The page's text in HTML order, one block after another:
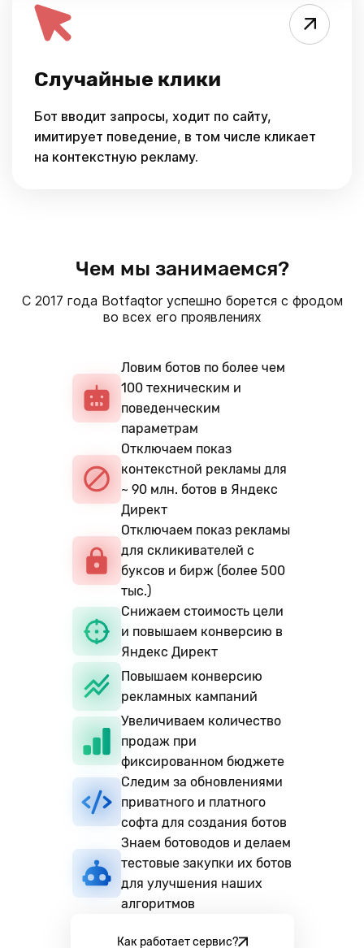
Случайные клики
Бот вводит запросы, ходит по сайту,
имитирует поведение, в том числе кликает
на контекстную рекламу.
Чем мы занимаемся?
С 2017 года Botfaqtor успешно борется с фродом
во всех его проявлениях
Ловим ботов по более чем
100 техническим и
поведенческим
параметрам
Отключаем показ
контекстной рекламы для
~ 90 млн. ботов в Яндекс
Директ
Отключаем показ рекламы
для скликивателей с
буксов и бирж (более 500
тыс.)
Снижаем стоимость цели
и повышаем конверсию в
Яндекс Директ
Повышаем конверсию
рекламных кампаний
Увеличиваем количество
продаж при
фиксированном бюджете
Следим за обновлениями
приватного и платного
софта для создания ботов
Знаем ботоводов и делаем
тестовые закупки их ботов
для улучшения наших
алгоритмов
Как работает сервис?